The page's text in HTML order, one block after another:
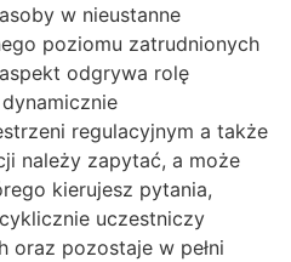
w nieustanne
poziomu zatrudnionych
odgrywa rolę
regulacyjnym a także
należy zapytać, a może
kierujesz pytania,
uczestniczy
oraz pozostaje w pełni